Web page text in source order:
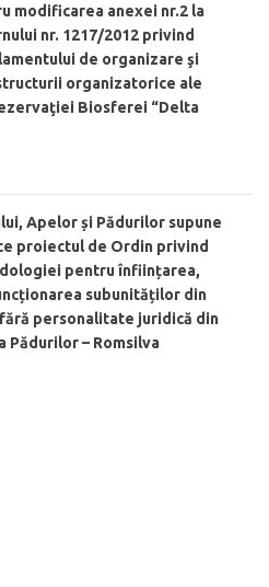
modificarea anexei nr.2 la
nr. 1217/2012 privind
de organizare şi
organizatorice ale
Biosferei “Delta
Apelor și Pădurilor supune
proiectul de Ordin privind
pentru înființarea,
subunităților din
personalitate juridică din
Pădurilor – Romsilva